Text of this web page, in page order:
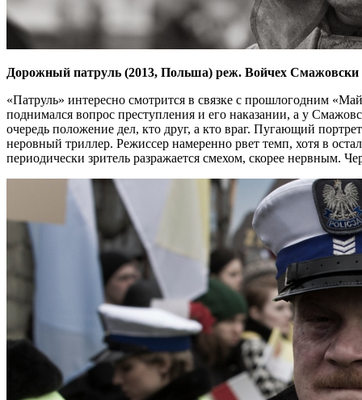
Дорожный патруль (2013, Польша) реж. Войчех Смажовски
«Патруль» интересно смотрится в связке с прошлогодним
поднимался вопрос преступления и его наказании, а у
очередь положение дел, кто друг, а кто враг. Пугающий
неровный триллер. Режиссер намеренно рвет темп, хотя в
периодически зритель разражается смехом, скорее нервным.